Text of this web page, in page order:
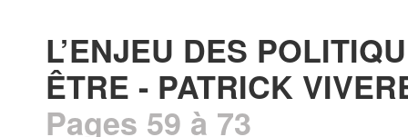
L’ENJEU DES
ÊTRE - PATRICK
Pages 59 à 73